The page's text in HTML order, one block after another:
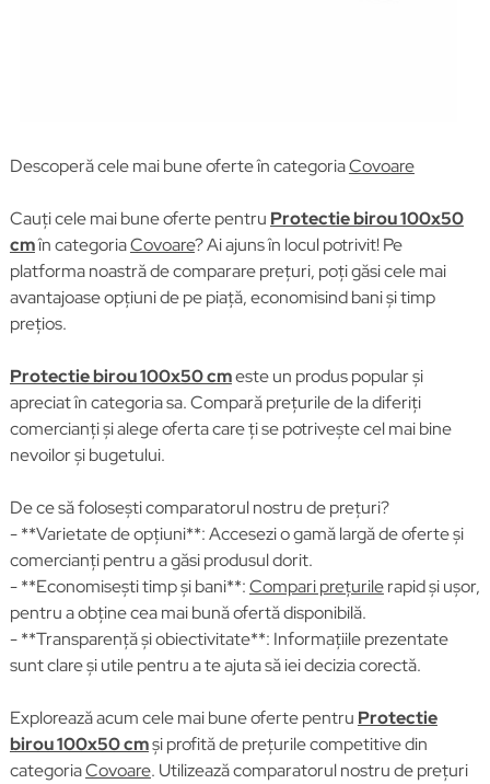
Descoperă cele mai bune oferte în categoriaCovoare
Cauți cele mai bune oferte pentru Protectie birou 100x50
cmîn categoriaCovoare? Ai ajuns în locul potrivit! Pe
platforma noastră de comparare prețuri, poți găsi cele mai
avantajoase opțiuni de pe piață, economisind bani și timp
prețios.
Protectie birou 100x50 cmeste un produs popular și
apreciat în categoria sa. Compară prețurile de la diferiți
comercianți și alege oferta care ți se potrivește cel mai bine
nevoilor și bugetului.
De ce să folosești comparatorul nostru de prețuri?
- **Varietate de opțiuni**: Accesezi o gamă largă de oferte și
comercianți pentru a găsi produsul dorit.
- **Economisești timp și bani**:Compari prețurilerapid și ușor,
pentru a obține cea mai bună ofertă disponibilă.
- **Transparență și obiectivitate**: Informațiile prezentate
sunt clare și utile pentru a te ajuta să iei decizia corectă.
Explorează acum cele mai bune oferte pentru Protectie
birou 100x50 cmși profită de prețurile competitive din
categoriaCovoare. Utilizează comparatorul nostru de prețuri